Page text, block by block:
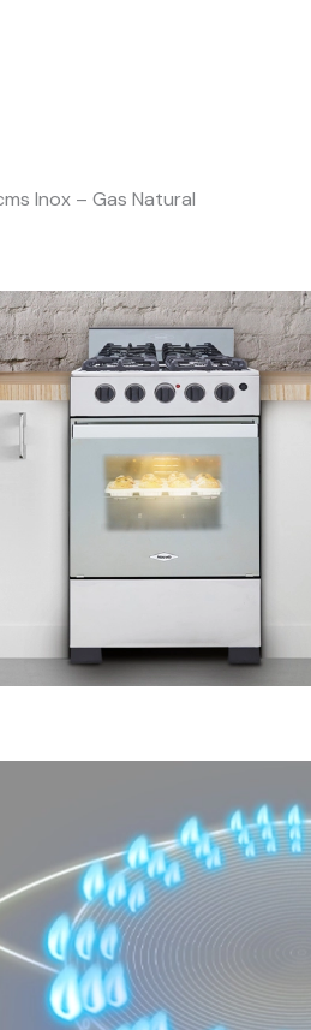
Inox – Gas Natural